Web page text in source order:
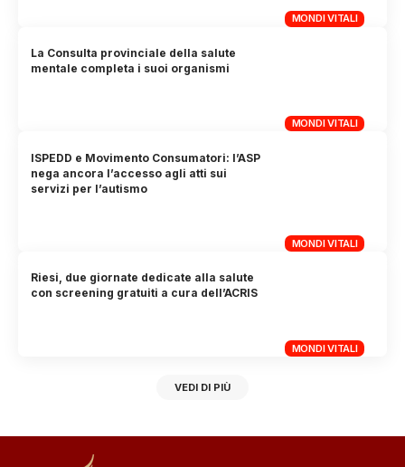
MONDI VITALI
MONDI VITALI
La Consulta provinciale della salute
mentale completa i suoi organismi
MONDI VITALI
ISPEDD e Movimento Consumatori: l’ASP
nega ancora l’accesso agli atti sui
servizi per l’autismo
MONDI VITALI
Riesi, due giornate dedicate alla salute
con screening gratuiti a cura dell’ACRIS
VEDI DI PIÙ